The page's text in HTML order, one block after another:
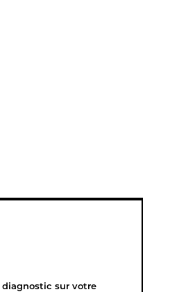
diagnostic sur votre